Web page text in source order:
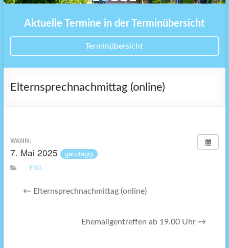
Aktuelle Termine in der Terminübersicht
Terminübersicht
Elternsprechnachmittag (online)
WANN:
7. Mai 2025 ganztägig
FBG
← Elternsprechnachmittag (online)
Ehemaligentreffen ab 19.00 Uhr →